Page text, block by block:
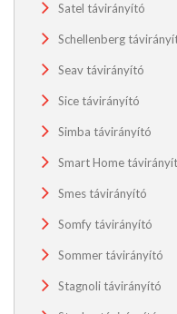
Satel távirányító
Schellenberg
Seav távirányító
Sice távirányító
Simba távirányító
Smart Home
Smes távirányító
Somfy távirányító
Sommer távirányító
Stagnoli távirányító